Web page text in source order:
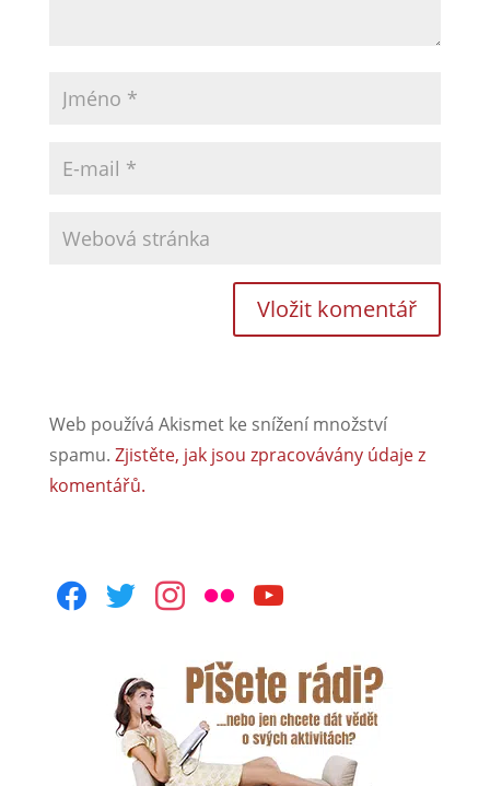
Web používá Akismet ke snížení množství
spamu. Zjistěte, jak jsou zpracovávány údaje z
komentářů.
facebooktwitterinstagram
flickr youtube